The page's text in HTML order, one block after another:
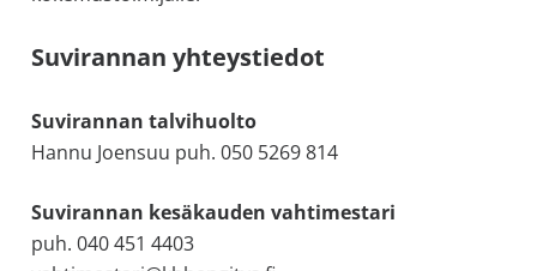
Suvirannan yhteystiedot
Suvirannan talvihuolto
Hannu Joensuu puh. 050 5269 814
Suvirannan kesäkauden vahtimestari
puh. 040 451 4403